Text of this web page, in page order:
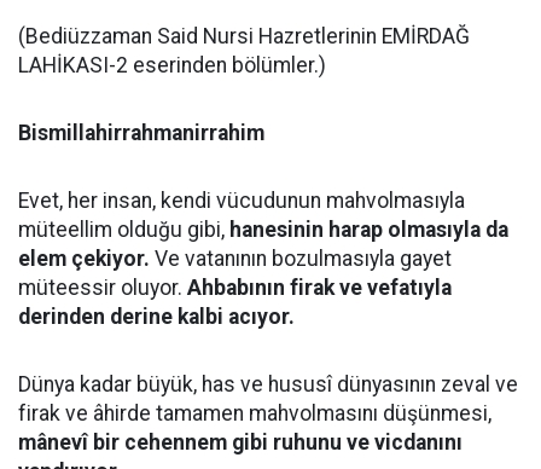
(Bediüzzaman Said Nursi Hazretlerinin EMİRDAĞ
LAHİKASI-2 eserinden bölümler.)
Bismillahirrahmanirrahim
Evet, her insan, kendi vücudunun mahvolmasıyla
müteellim olduğu gibi, hanesinin harap olmasıyla da
elem çekiyor. Ve vatanının bozulmasıyla gayet
müteessir oluyor. Ahbabının firak ve vefatıyla
derinden derine kalbi acıyor.
Dünya kadar büyük, has ve hususî dünyasının zeval ve
firak ve âhirde tamamen mahvolmasını düşünmesi,
mânevî bir cehennem gibi ruhunu ve vicdanını